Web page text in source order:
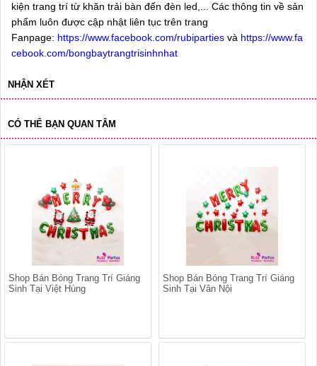
kiện trang trí từ khăn trải bàn đến đèn led,... Các thông tin về sản
phẩm luôn được cập nhật liên tục trên trang
Fanpage: https://www.facebook.com/rubiparties và https://www.fa
cebook.com/bongbaytrangtrisinhnhat
NHẬN XÉT
CÓ THỂ BẠN QUAN TÂM
Shop Bán Bóng Trang Trí Giáng
Sinh Tại Việt Hùng
Shop Bán Bóng Trang Trí Giáng
Sinh Tại Vân Nội